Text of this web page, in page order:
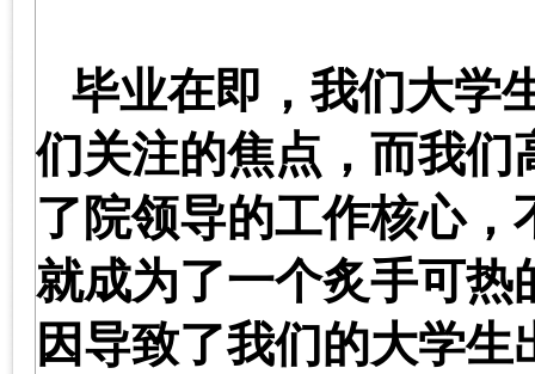
毕业在即，我们大学
们关注的焦点，而我
了院领导的工作核心
就成为了一个炙手可
因导致了我们的大学